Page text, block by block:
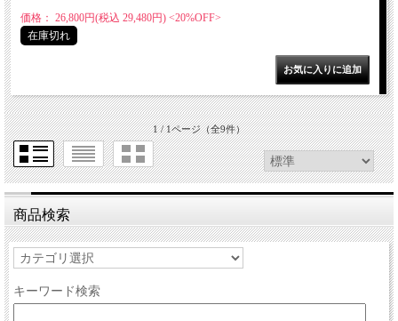
価格： 26,800円(税込 29,480円) <20%OFF>
在庫切れ
1 / 1ページ（全9件）
商品検索
キーワード検索